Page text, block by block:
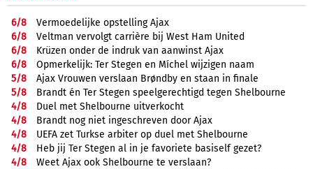
6/8
Vermoedelijke opstelling Ajax
6/8
Veltman vervolgt carrière bij West Ham United
6/8
Krüzen onder de indruk van aanwinst Ajax
6/8
Opmerkelijk: Ter Stegen en Míchel wijzigen naam
5/8
Ajax Vrouwen verslaan Brøndby en staan in finale
5/8
Brandt én Ter Stegen speelgerechtigd tegen Shelbourne
4/8
Duel met Shelbourne uitverkocht
4/8
Brandt nog niet ingeschreven door Ajax
4/8
UEFA zet Turkse arbiter op duel met Shelbourne
4/8
Heb jij Ter Stegen al in je favoriete basiself gezet?
4/8
Weet Ajax ook Shelbourne te verslaan?